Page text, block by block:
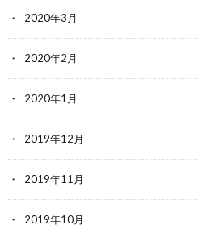
2020年3月
2020年2月
2020年1月
2019年12月
2019年11月
2019年10月